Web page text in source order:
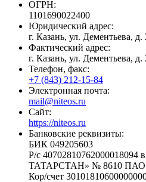
ОГРН:
1101690022400
Юридический адрес:
г. Казань, ул. Дементьева,
Фактический адрес:
г. Казань, ул. Дементьева,
Телефон, факс:
+7 (843) 212-15-84
Электронная почта:
mail@niteos.ru
Сайт:
https://niteos.ru
Банковские реквизиты:
БИК 049205603
Р/с 40702810762000018094
ТАТАРСТАН» № 8610 ПАО
Кор/счет